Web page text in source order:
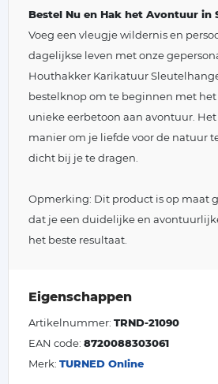
Bestel Nu en Hak het Avontuur in
Voeg een vleugje wildernis en
dagelijkse leven met onze
Houthakker Karikatuur
bestelknop om te beginnen met
unieke eerbetoon aan avontuur.
manier om je liefde voor de natuur
dicht bij je te dragen.
Opmerking: Dit product is op maat
dat je een duidelijke en
het beste resultaat.
Eigenschappen
Artikelnummer: TRND-21090
EAN code: 8720088303061
Merk: TURNED Online